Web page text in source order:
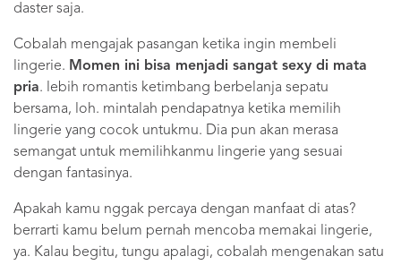
daster saja.
Cobalah mengajak pasangan ketika ingin membeli
lingerie. Momen ini bisa menjadi sangat sexy di mata
pria. lebih romantis ketimbang berbelanja sepatu
bersama, loh. mintalah pendapatnya ketika memilih
lingerie yang cocok untukmu. Dia pun akan merasa
semangat untuk memilihkanmu lingerie yang sesuai
dengan fantasinya.
Apakah kamu nggak percaya dengan manfaat di atas?
berrarti kamu belum pernah mencoba memakai lingerie,
ya. Kalau begitu, tungu apalagi, cobalah mengenakan satu